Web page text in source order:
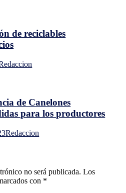
de reciclables
de Canelones
para los productores
Redaccion
no será publicada. Los
con *